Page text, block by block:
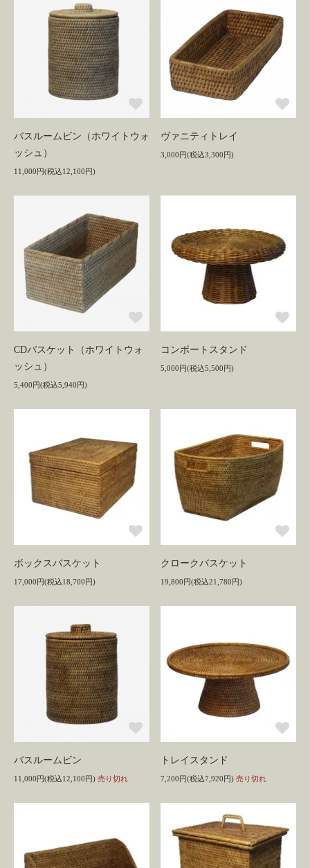
バスルームビン（ホワイトウォ
ッシュ）
11,000円(税込12,100円)
ヴァニティトレイ
3,000円(税込3,300円)
CDバスケット（ホワイトウォ
ッシュ）
5,400円(税込5,940円)
コンポートスタンド
5,000円(税込5,500円)
ボックスバスケット
17,000円(税込18,700円)
クロークバスケット
19,800円(税込21,780円)
バスルームビン
11,000円(税込12,100円) 売り切れ
トレイスタンド
7,200円(税込7,920円) 売り切れ